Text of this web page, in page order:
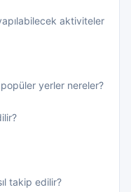
aktiviteler
yerler nereler?
takip edilir?